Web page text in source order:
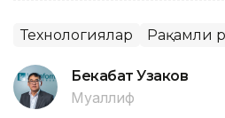
Технологиялар Рақамли
Бекабат Узаков
Муаллиф